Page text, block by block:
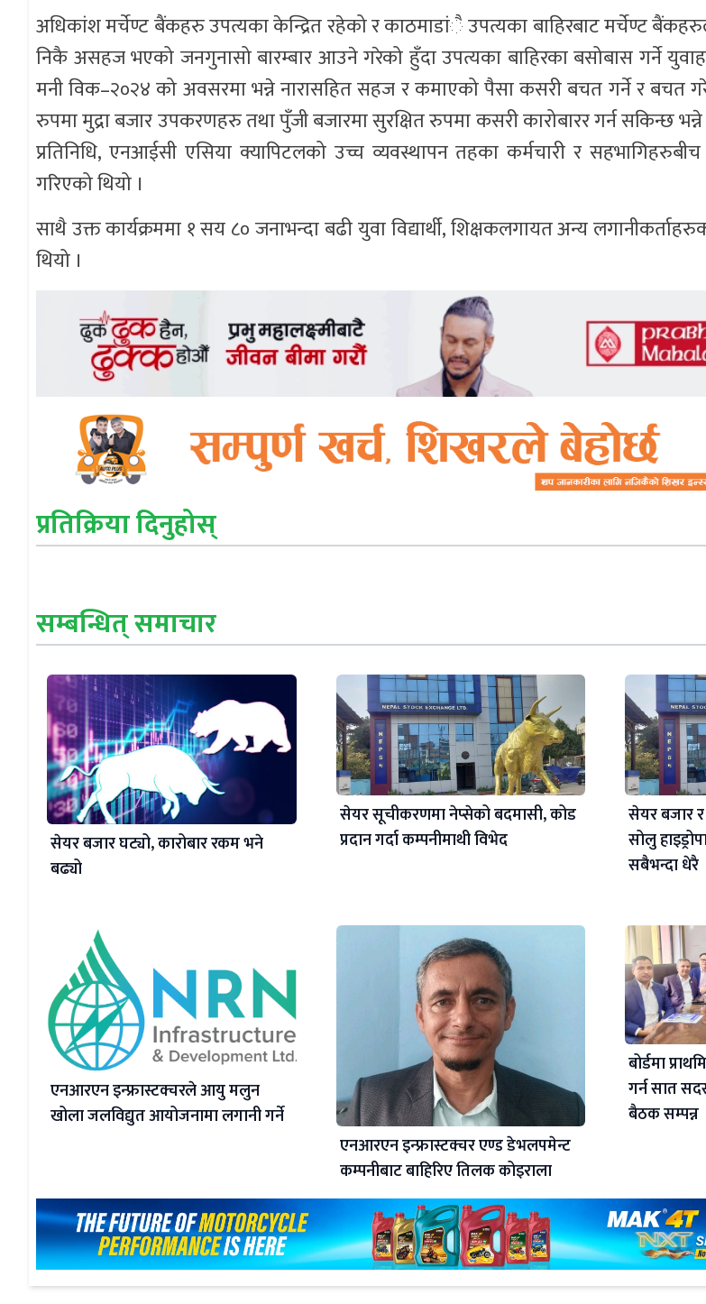
अधिकांश मर्चेण्ट बैंकहरु उपत्यका केन्द्रित रहेको र काठमाडांै उपत्यका बाहिरबाट मर्चेण्ट बैंकहरुले
निकै असहज भएको जनगुनासो बारम्बार आउने गरेको हुँदा उपत्यका बाहिरका बसोबास गर्ने
मनी विक–२०२४ को अवसरमा भन्ने नारासहित सहज र कमाएको पैसा कसरी बचत गर्ने र बचत
रुपमा मुद्रा बजार उपकरणहरु तथा पुँजी बजारमा सुरक्षित रुपमा कसरी कारोबारर गर्न सकिन्छ भन्ने
प्रतिनिधि, एनआईसी एसिया क्यापिटलको उच्च व्यवस्थापन तहका कर्मचारी र
गरिएको थियो ।
साथै उक्त कार्यक्रममा १ सय ८० जनाभन्दा बढी युवा विद्यार्थी, शिक्षकलगायत अन्य
थियो ।
प्रतिक्रिया दिनुहोस्
सम्बन्धित् समाचार
सेयर बजार घट्यो, कारोबार रकम भने
बढ्यो
सेयर सूचीकरणमा नेप्सेको बदमासी, कोड
प्रदान गर्दा कम्पनीमाथी विभेद
सेयर बजार
सोलु
सबैभन्दा धेरै
एनआरएन इन्फ्रास्टक्चरले आयु मलुन
खोला जलविद्युत आयोजनामा लगानी गर्ने
एनआरएन इन्फ्रास्टक्चर एण्ड डेभलपमेन्ट
कम्पनीबाट बाहिरिए तिलक कोइराला
बोर्डमा
गर्न सात
बैठक सम्पन्न